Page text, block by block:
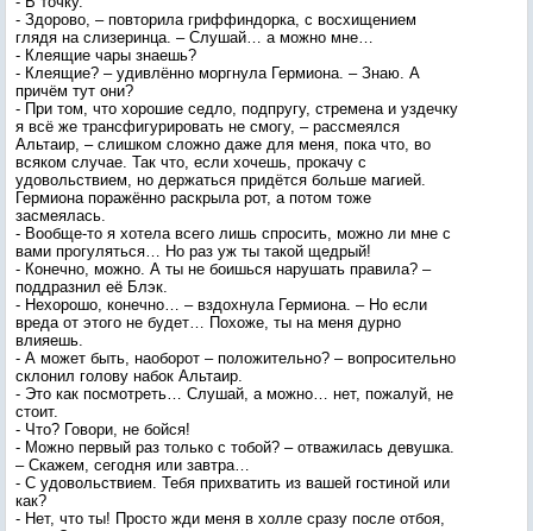
- Здорово, – повторила гриффиндорка, с восхищением
глядя на слизеринца. – Слушай… а можно мне…
- Клеящие чары знаешь?
- Клеящие? – удивлённо моргнула Гермиона. – Знаю. А
причём тут они?
- При том, что хорошие седло, подпругу, стремена и уздечку
я всё же трансфигурировать не смогу, – рассмеялся
Альтаир, – слишком сложно даже для меня, пока что, во
всяком случае. Так что, если хочешь, прокачу с
удовольствием, но держаться придётся больше магией.
Гермиона поражённо раскрыла рот, а потом тоже
засмеялась.
- Вообще-то я хотела всего лишь спросить, можно ли мне с
вами прогуляться… Но раз уж ты такой щедрый!
- Конечно, можно. А ты не боишься нарушать правила? –
поддразнил её Блэк.
- Нехорошо, конечно… – вздохнула Гермиона. – Но если
вреда от этого не будет… Похоже, ты на меня дурно
влияешь.
- А может быть, наоборот – положительно? – вопросительно
склонил голову набок Альтаир.
- Это как посмотреть… Слушай, а можно… нет, пожалуй, не
стоит.
- Что? Говори, не бойся!
- Можно первый раз только с тобой? – отважилась девушка.
– Скажем, сегодня или завтра…
- С удовольствием. Тебя прихватить из вашей гостиной или
как?
- Нет, что ты! Просто жди меня в холле сразу после отбоя,